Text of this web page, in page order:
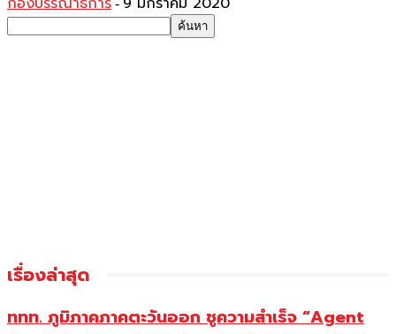
-
เรื่องล่าสุด
ททท. ภูมิภาคภาคตะวันออก ชูความสำเร็จ “Agent